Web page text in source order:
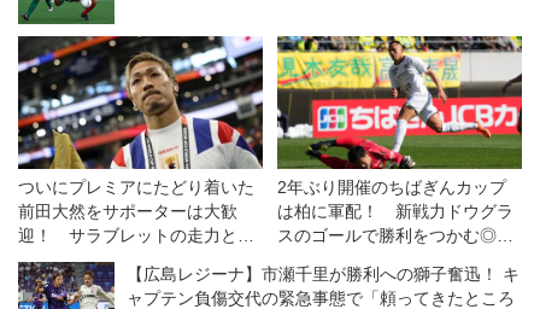
ついにプレミアにたどり着いた
前田大然をサポーターは大歓
迎！ サラブレットの走力と農
耕馬の献身でイプスウィッチに
残留をもたらす！【英国通信】
2年ぶり開催のちばぎんカップ
は柏に軍配！ 新戦力ドウグラ
スのゴールで勝利をつかむ◎プ
【広島レジーナ】市瀬千里が勝利への獅子奮迅！ キ
ャプテン負傷交代の緊急事態で「頼ってきたところ